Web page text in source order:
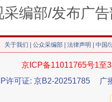
编部/发布广
关于我们 公众采编部 法律声明 | 中国
京ICP备11011765号1至
许可证: 京B2-20251785
广